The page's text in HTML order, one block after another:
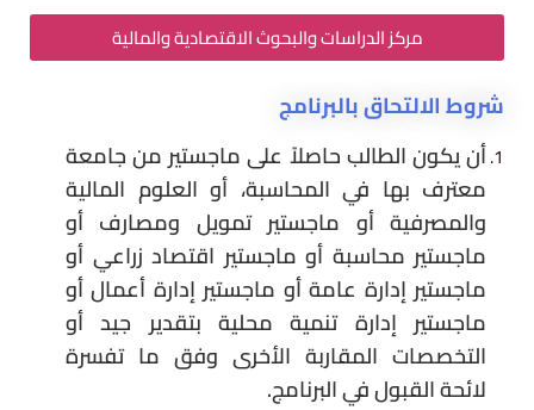
مركز الدراسات والبحوث الاقتصادية والمالية
شروط الالتحاق بالبرنامج
أن يكون الطالب حاصلاً على ماجستير من جامعة
معترف بها في المحاسبة، أو العلوم المالية
والمصرفية أو ماجستير تمويل ومصارف أو
ماجستير محاسبة أو ماجستير اقتصاد زراعي أو
ماجستير إدارة عامة أو ماجستير إدارة أعمال أو
ماجستير إدارة تنمية محلية بتقدير جيد أو
التخصصات المقاربة الأخرى وفق ما تفسرة
لائحة القبول في البرنامج.